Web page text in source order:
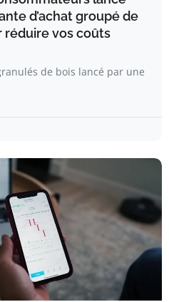
d’achat groupé de
réduire vos coûts
de bois lancé par une